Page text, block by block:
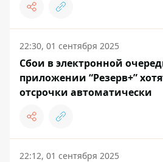
22:30, 01 сентября 2025
Сбои в электронной
приложении “Резерв+”
отсрочки автоматически
22:12, 01 сентября 2025